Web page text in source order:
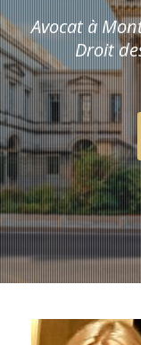
Avocat à
Droit